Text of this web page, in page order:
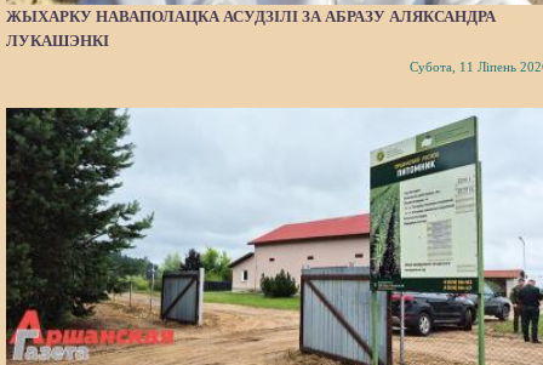
ЖЫХАРКУ НАВАПОЛАЦКА АСУДЗІЛІ ЗА АБРАЗУ АЛЯКСАНДРА
ЛУКАШЭНКІ
Субота, 11 Ліпень